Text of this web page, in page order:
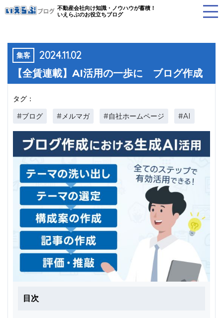
不動産会社向け知識・ノウハウが蓄積！
いえらぶのお役立ちブログ
集客 2024.11.02
【全賃連載】AI活用の一歩に ブログ作成
タグ：
#ブログ #メルマガ #自社ホームページ #AI
目次